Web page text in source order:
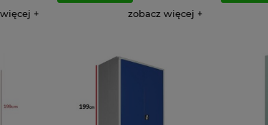
zobacz więcej